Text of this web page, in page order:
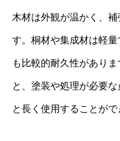
木材は外観が温かく、
す。桐材や集成材は軽
も比較的耐久性があり
と、塗装や処理が必要
と長く使用することがで